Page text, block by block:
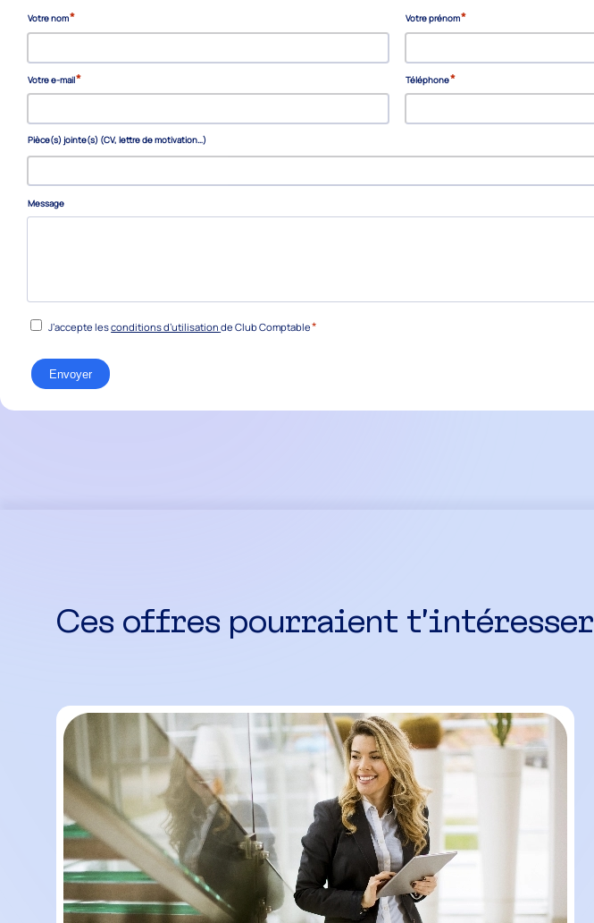
Votre nom* Votre prénom*
Votre e-mail* Téléphone*
Pièce(s) jointe(s) (CV, lettre de motivation…)
Message
RGPD *
J’accepte lesconditions d’utilisation de Club Comptable*
Envoyer
Ces offres pourraient t’intéresser